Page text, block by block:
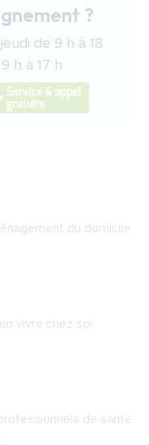
?
de 9 h à 18
h à 17 h
du domicile
vivre chez soi
de santé